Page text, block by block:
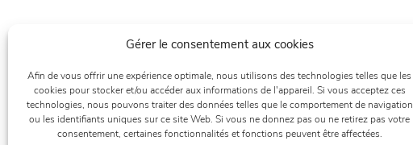
Gérer le consentement aux cookies
Afin de vous offrir une expérience optimale, nous utilisons des technologies telles que les
cookies pour stocker et/ou accéder aux informations de l'appareil. Si vous acceptez ces
technologies, nous pouvons traiter des données telles que le comportement de navigation
ou les identifiants uniques sur ce site Web. Si vous ne donnez pas ou ne retirez pas votre
consentement, certaines fonctionnalités et fonctions peuvent être affectées.